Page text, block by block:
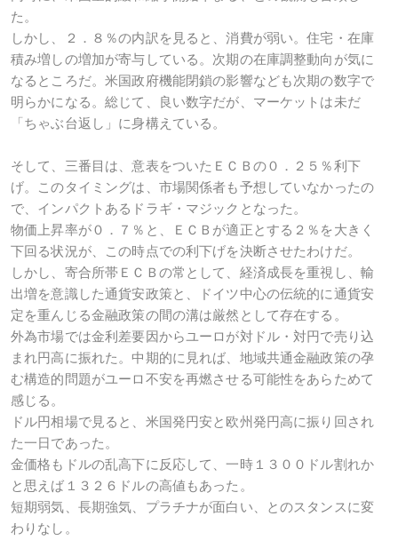
た。
しかし、２．８％の内訳を見ると、消費が弱い。住宅・在庫
積み増しの増加が寄与している。次期の在庫調整動向が気に
なるところだ。米国政府機能閉鎖の影響なども次期の数字で
明らかになる。総じて、良い数字だが、マーケットは未だ
「ちゃぶ台返し」に身構えている。
そして、三番目は、意表をついたＥＣＢの０．２５％利下
げ。このタイミングは、市場関係者も予想していなかったの
で、インパクトあるドラギ・マジックとなった。
物価上昇率が０．７％と、ＥＣＢが適正とする２％を大きく
下回る状況が、この時点での利下げを決断させたわけだ。
しかし、寄合所帯ＥＣＢの常として、経済成長を重視し、輸
出増を意識した通貨安政策と、ドイツ中心の伝統的に通貨安
定を重んじる金融政策の間の溝は厳然として存在する。
外為市場では金利差要因からユーロが対ドル・対円で売り込
まれ円高に振れた。中期的に見れば、地域共通金融政策の孕
む構造的問題がユーロ不安を再燃させる可能性をあらためて
感じる。
ドル円相場で見ると、米国発円安と欧州発円高に振り回され
た一日であった。
金価格もドルの乱高下に反応して、一時１３００ドル割れか
と思えば１３２６ドルの高値もあった。
短期弱気、長期強気、プラチナが面白い、とのスタンスに変
わりなし。